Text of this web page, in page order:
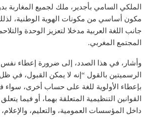
الملكي السامي بأجدير، ملك لجميع المغاربة
مكون أساسي من مكونات الهوية الوطنية،
جانب اللغة العربية مدخلا لتعزيز الوحدة
المجتمع المغربي.
وأشار، في هذا الصدد، إلى ضرورة إعطاء نفس
الرسميتين بالقول “إنه لا يمكن القبول، في
بإعطاء الأولوية للغة على حساب أخرى، سواء
القوانين التنظيمية المتعلقة بهما، أو فيما
داخل المؤسسات العمومية، والتعليم، والإعلام،